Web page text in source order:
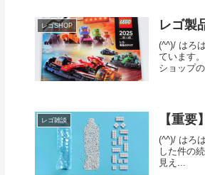
レゴSHOP レゴ製
(^^)/ はろ
ています
ショップ
レゴ雑談 【重
(^^)/ はろ
した件の
見え...